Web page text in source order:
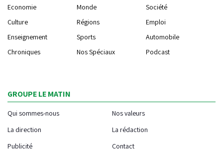
Economie
Monde
Société
Culture
Régions
Emploi
Enseignement
Sports
Automobile
Chroniques
Nos Spéciaux Podcast
GROUPE LE MATIN
Qui sommes-nous
Nos valeurs
La direction
La rédaction
Publicité
Contact